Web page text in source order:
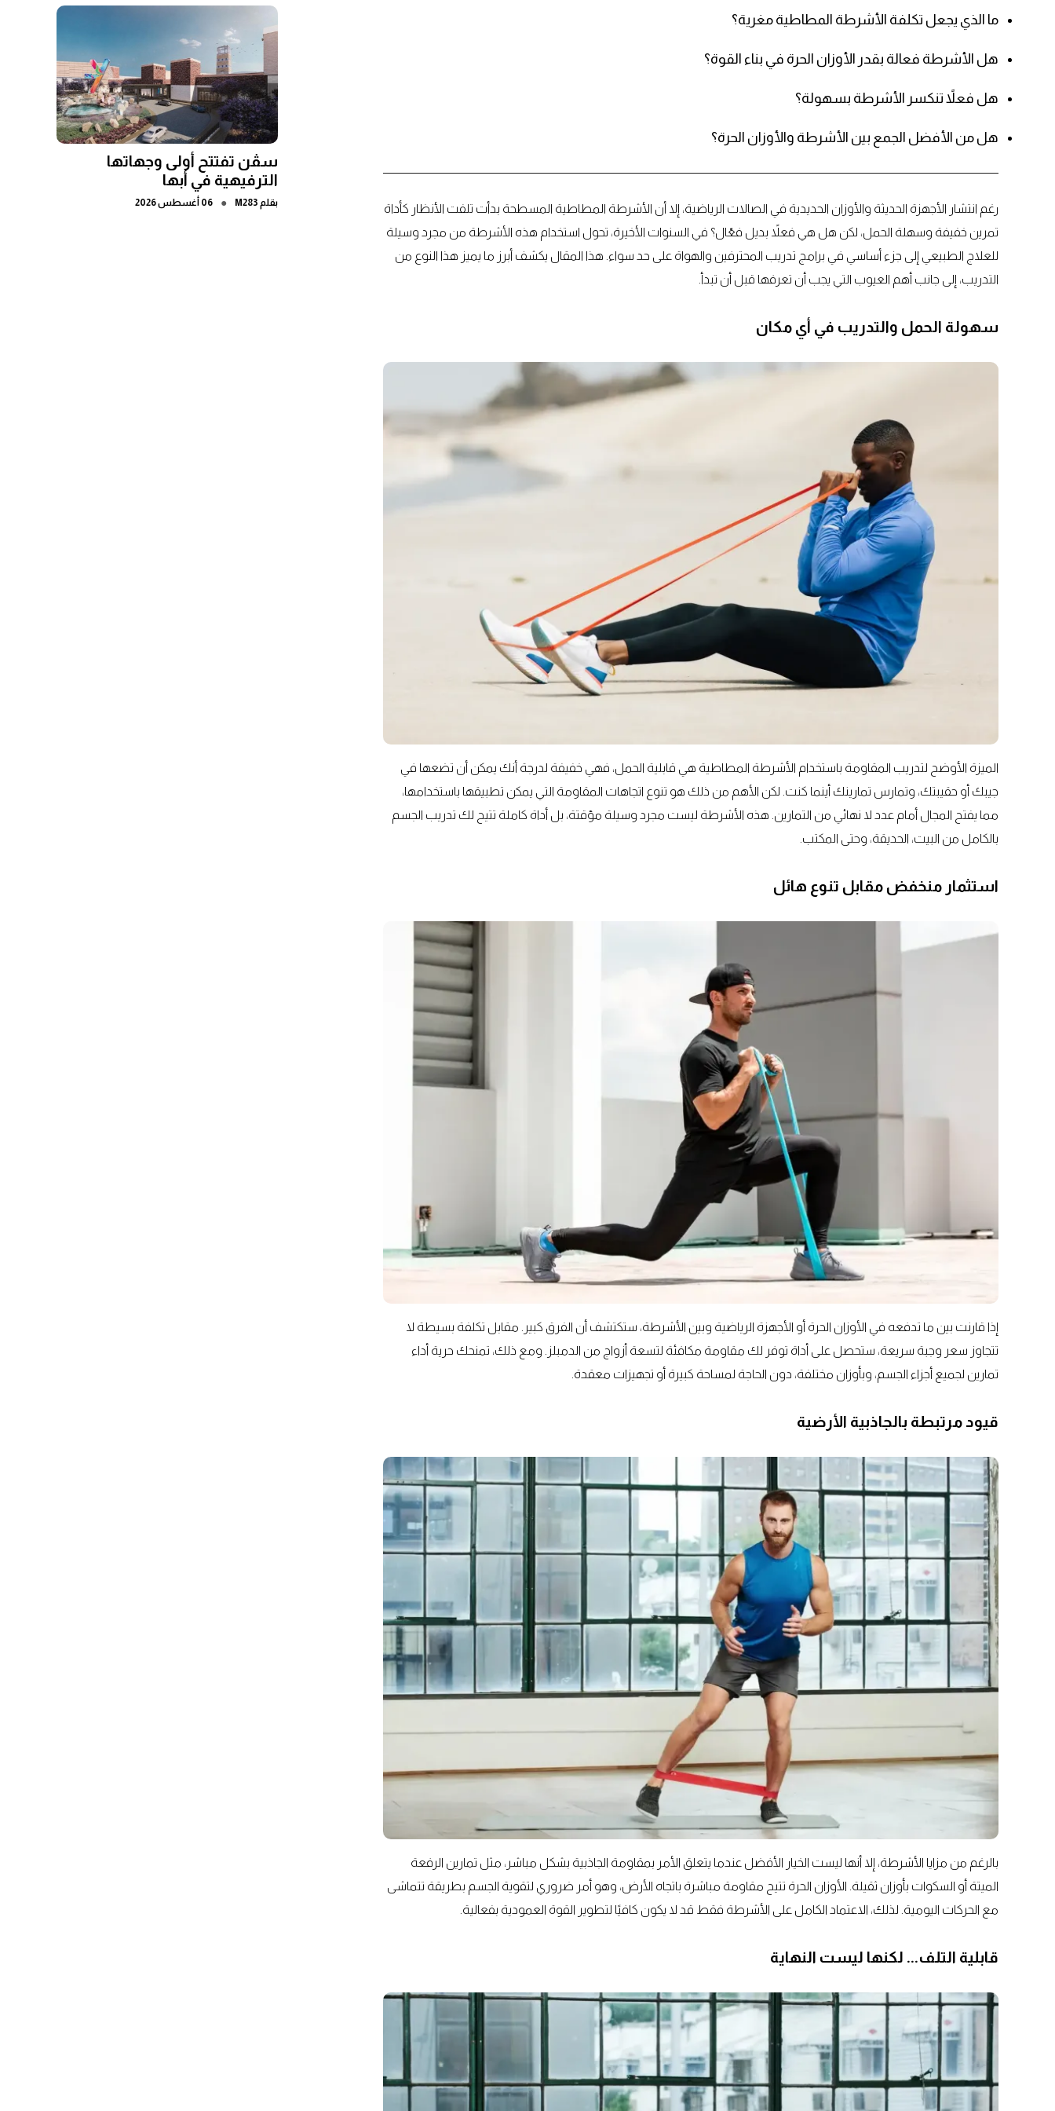
ما الذي يجعل تكلفة الأشرطة المطاطية مغرية؟
هل الأشرطة فعالة بقدر الأوزان الحرة في بناء القوة؟
هل فعلاً تنكسر الأشرطة بسهولة؟
هل من الأفضل الجمع بين الأشرطة والأوزان الحرة؟
رغم انتشار الأجهزة الحديثة والأوزان الحديدية في الصالات الرياضية، إلا أن الأشرطة المطاطية المسطحة بدأت تلفت الأنظار كأداة
تمرين خفيفة وسهلة الحمل، لكن هل هي فعلاً بديل فعّال؟ في السنوات الأخيرة، تحول استخدام هذه الأشرطة من مجرد وسيلة
للعلاج الطبيعي إلى جزء أساسي في برامج تدريب المحترفين والهواة على حد سواء. هذا المقال يكشف أبرز ما يميز هذا النوع من
التدريب، إلى جانب أهم العيوب التي يجب أن تعرفها قبل أن تبدأ.
سهولة الحمل والتدريب في أي مكان
الميزة الأوضح لتدريب المقاومة باستخدام الأشرطة المطاطية هي قابلية الحمل، فهي خفيفة لدرجة أنك يمكن أن تضعها في
جيبك أو حقيبتك، وتمارس تمارينك أينما كنت. لكن الأهم من ذلك هو تنوع اتجاهات المقاومة التي يمكن تطبيقها باستخدامها،
مما يفتح المجال أمام عدد لا نهائي من التمارين. هذه الأشرطة ليست مجرد وسيلة مؤقتة، بل أداة كاملة تتيح لك تدريب الجسم
بالكامل من البيت، الحديقة، وحتى المكتب.
استثمار منخفض مقابل تنوع هائل
إذا قارنت بين ما تدفعه في الأوزان الحرة أو الأجهزة الرياضية وبين الأشرطة، ستكتشف أن الفرق كبير. مقابل تكلفة بسيطة لا
تتجاوز سعر وجبة سريعة، ستحصل على أداة توفر لك مقاومة مكافئة لتسعة أزواج من الدمبلز. ومع ذلك، تمنحك حرية أداء
تمارين لجميع أجزاء الجسم، وبأوزان مختلفة، دون الحاجة لمساحة كبيرة أو تجهيزات معقدة.
قيود مرتبطة بالجاذبية الأرضية
بالرغم من مزايا الأشرطة، إلا أنها ليست الخيار الأفضل عندما يتعلق الأمر بمقاومة الجاذبية بشكل مباشر، مثل تمارين الرفعة
الميتة أو السكوات بأوزان ثقيلة. الأوزان الحرة تتيح مقاومة مباشرة باتجاه الأرض، وهو أمر ضروري لتقوية الجسم بطريقة تتماشى
مع الحركات اليومية. لذلك، الاعتماد الكامل على الأشرطة فقط قد لا يكون كافيًا لتطوير القوة العمودية بفعالية.
قابلية التلف... لكنها ليست النهاية
سڤن تفتتح أولى وجهاتها
الترفيهية في أبها
بقلم M283
● 06 أغسطس 2026